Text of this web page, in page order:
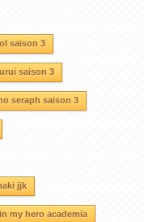
saison 3
saison 3
seraph saison 3
jjk
my hero academia